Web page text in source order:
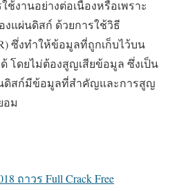
งานอย่างต่อเนื่องหรือเพราะ
แผ่นดิสก์ ด้วยการใช้วิธี
ซึ่งทำให้ข้อมูลที่ถูกเก็บไว้บน
โดยไม่ต้องสูญเสียข้อมูล ซึ่งเป็น
ดิสก์มีข้อมูลที่สำคัญและการสูญ
อม
ถาวร Full Crack Free